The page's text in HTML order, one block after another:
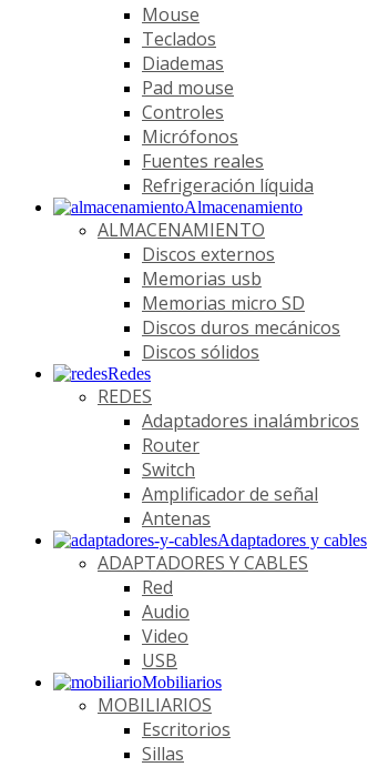
Mouse
Teclados
Diademas
Pad mouse
Controles
Micrófonos
Fuentes reales
Refrigeración líquida
Almacenamiento
ALMACENAMIENTO
Discos externos
Memorias usb
Memorias micro SD
Discos duros mecánicos
Discos sólidos
Redes
REDES
Adaptadores inalámbricos
Router
Switch
Amplificador de señal
Antenas
Adaptadores y cables
ADAPTADORES Y CABLES
Red
Audio
Video
USB
Mobiliarios
MOBILIARIOS
Escritorios
Sillas